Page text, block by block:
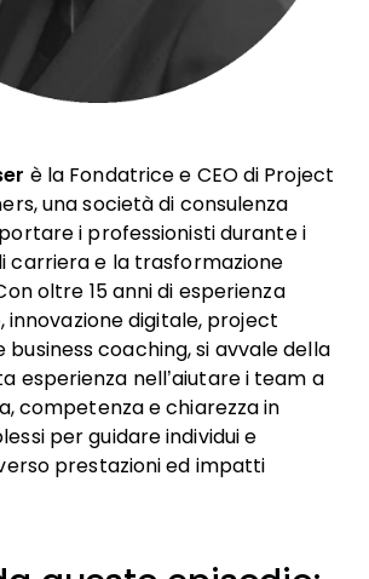
è la Fondatrice e CEO di Project
una società di consulenza
i professionisti durante i
carriera e la trasformazione
oltre 15 anni di esperienza
innovazione digitale, project
coaching, si avvale della
esperienza nell’aiutare i team a
competenza e chiarezza in
per guidare individui e
prestazioni ed impatti